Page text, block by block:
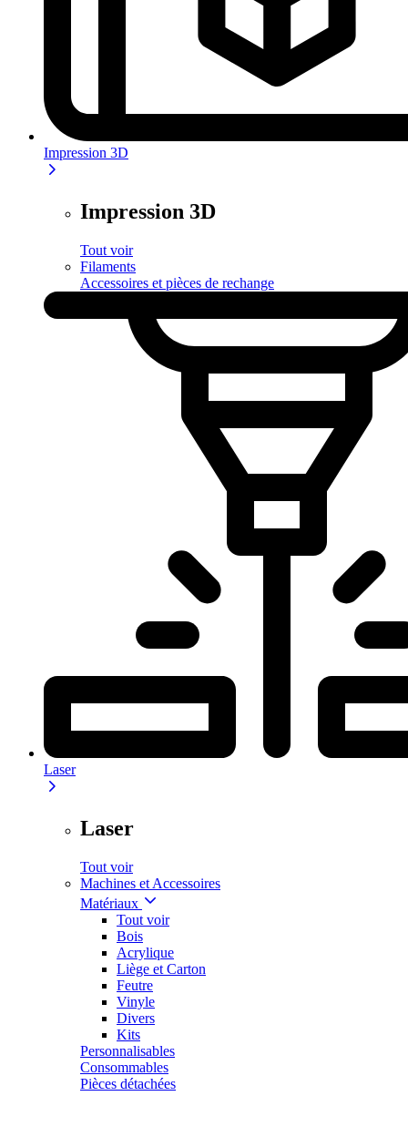
Impression 3D
Impression 3D
Tout voir
Filaments
Accessoires et pièces de rechange
Laser
Laser
Tout voir
Machines et Accessoires
Matériaux
Tout voir
Bois
Acrylique
Liège et Carton
Feutre
Vinyle
Divers
Kits
Personnalisables
Consommables
Pièces détachées